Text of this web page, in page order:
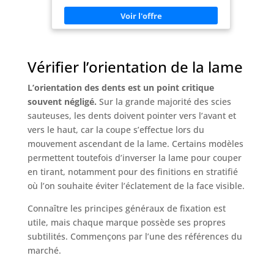
coupe droite optimale dans le bois Les lames de
scie sauteuse T 118 A (longueur de lame 92 mm)
sont idéales pour les coupes dans des tôles très
fines et solides Éléments fournis : 10 lames de scie
sauteuse pour métal T118A, Tough Box Fabriqué
en Suisse
Vérifier l’orientation de la lame
L’orientation des dents est un point critique
souvent négligé. Sur la grande majorité des scies
sauteuses, les dents doivent pointer vers l’avant et
vers le haut, car la coupe s’effectue lors du
mouvement ascendant de la lame. Certains modèles
permettent toutefois d’inverser la lame pour couper
en tirant, notamment pour des finitions en stratifié
où l’on souhaite éviter l’éclatement de la face visible.
Connaître les principes généraux de fixation est
utile, mais chaque marque possède ses propres
subtilités. Commençons par l’une des références du
marché.